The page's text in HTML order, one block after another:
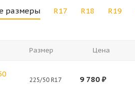
размеры R17 R18 R19
Размер Цена
225/50 R17 9 780 ₽